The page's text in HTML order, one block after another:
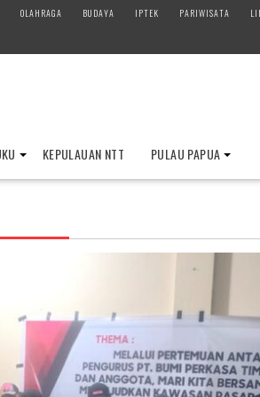
OLAHRAGA BUDAYA IPTEK PARIWISATA
KEPULAUAN NTT PULAU PAPUA